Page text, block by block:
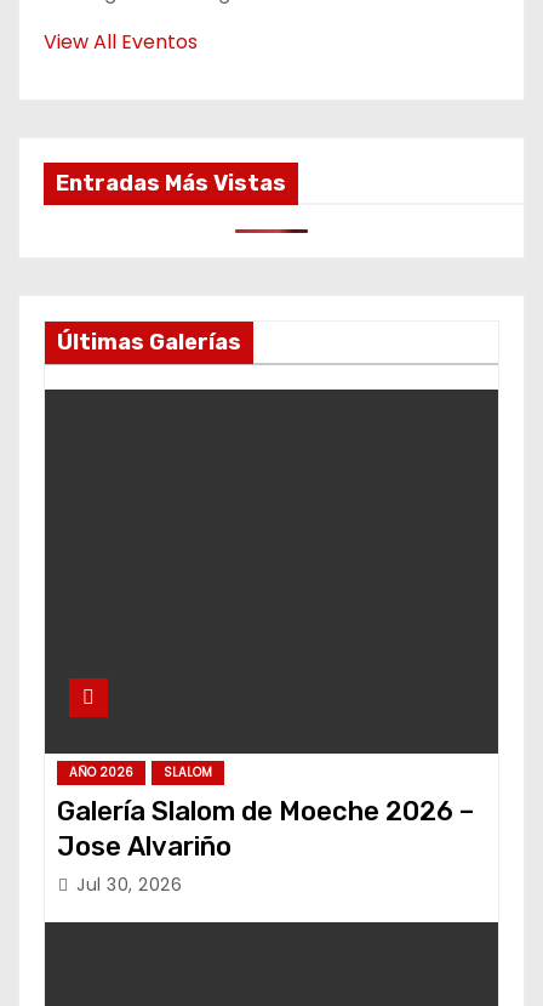
View All Eventos
Entradas Más Vistas
Últimas Galerías
AÑO 2026 SLALOM
Galería Slalom de Moeche 2026 –
Jose Alvariño
Jul 30, 2026